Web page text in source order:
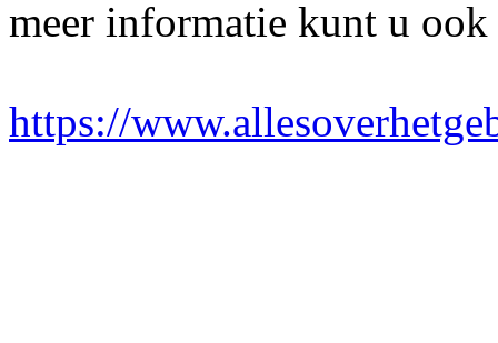
meer informatie kunt u
https://